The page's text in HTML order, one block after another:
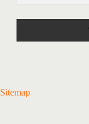
Sitemap